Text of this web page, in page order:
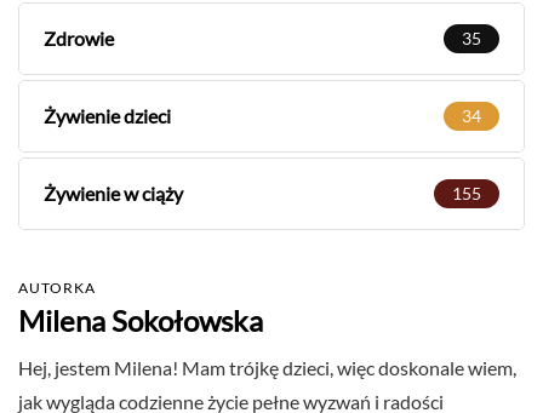
Zdrowie 35
Żywienie dzieci 34
Żywienie w ciąży 155
AUTORKA
Milena Sokołowska
Hej, jestem Milena! Mam trójkę dzieci, więc doskonale wiem,
jak wygląda codzienne życie pełne wyzwań i radości